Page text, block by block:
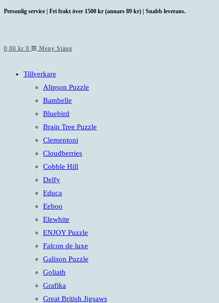
Hoppa
Personlig service | Fri frakt över 1500 kr (annars 89 kr) | Snabb leverans.
0,00 kr 0 Meny Stäng
Tillverkare
Alipson Puzzle
Bambelle
Bluebird
Brain Tree Puzzle
Clementoni
Cloudberries
Cobble Hill
Delfy
Educa
Eeboo
Elewhite
ENJOY Puzzle
Falcon de luxe
Galison Puzzle
Goliath
Grafika
Great British Jigsaws